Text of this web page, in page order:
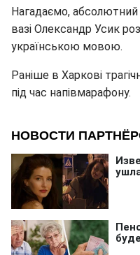
Нагадаємо, абсолютний
вазі Олександр Усик
українською мовою.
Раніше в Харкові
під час напівмарафону.